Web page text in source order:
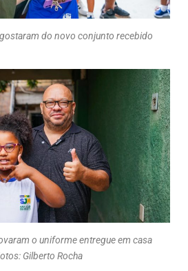
do novo conjunto recebido
o uniforme entregue em casa
Gilberto Rocha